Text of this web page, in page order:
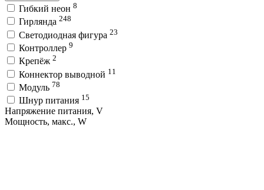
Гибкий неон 8
Гирлянда 248
Светодиодная фигура 23
Контроллер 9
Крепёж 2
Коннектор выводной 11
Модуль 78
Шнур питания 15
Напряжение питания, V
Мощность, макс., W